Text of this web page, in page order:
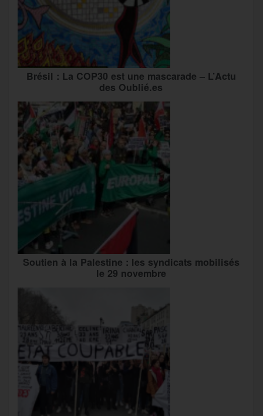
Brésil : La COP30 est une mascarade – L’Actu
des Oublié.es
Soutien à la Palestine : les syndicats mobilisés
le 29 novembre